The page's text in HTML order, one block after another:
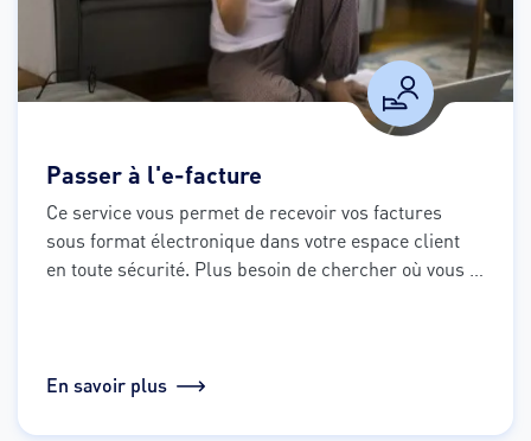
Passer à l'e-facture
Ce service vous permet de recevoir vos factures
sous format électronique dans votre espace client
en toute sécurité. Plus besoin de chercher où vous
En savoir plus